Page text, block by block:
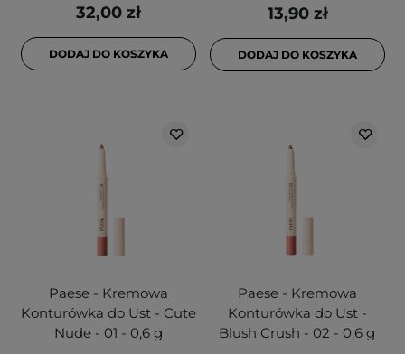
32,00 zł
DODAJ DO KOSZYKA
13,90 zł
DODAJ DO KOSZYKA
Paese - Kremowa
Konturówka do Ust - Cute
Nude - 01 - 0,6 g
Paese - Kremowa
Konturówka do Ust -
Blush Crush - 02 - 0,6 g